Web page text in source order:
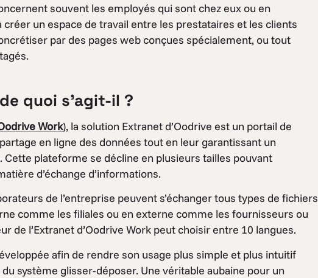
souvent les employés qui sont chez eux ou en
un espace de travail entre les prestataires et les clients
par des pages web conçues spécialement, ou tout
quoi s’agit-il ?
Work), la solution Extranet d’Oodrive est un portail de
en ligne des données tout en leur garantissant un
plateforme se décline en plusieurs tailles pouvant
d’échange d’informations.
de l’entreprise peuvent s’échanger tous types de fichiers
comme les filiales ou en externe comme les fournisseurs ou
de l’Extranet d’Oodrive Work peut choisir entre 10 langues.
afin de rendre son usage plus simple et plus intuitif
système glisser-déposer. Une véritable aubaine pour un